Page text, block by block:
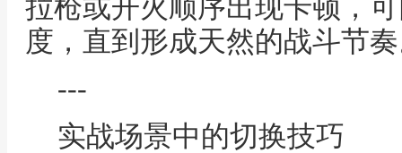
拉枪或开火顺序出现卡顿，
度，直到形成天然的战斗节
---
实战场景中的切换技巧